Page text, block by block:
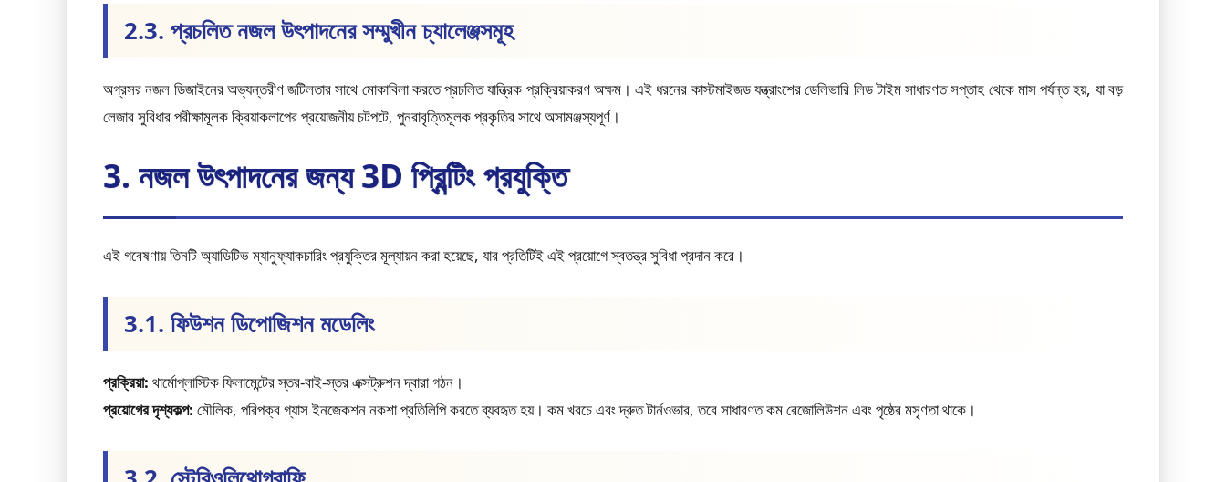
2.3. প্রচলিত নজল উৎপাদনের সম্মুখীন চ্যালেঞ্জসমূহ
অগ্রসর নজল ডিজাইনের অভ্যন্তরীণ জটিলতার সাথে মোকাবিলা করতে প্রচলিত যান্ত্রিক প্রক্রিয়াকরণ অক্ষম। এই ধরনের কাস্টমাইজড যন্ত্রাংশের ডেলিভারি লিড টাইম সাধারণত সপ্তাহ থেকে মাস পর্যন্ত হয়, যা বড়
লেজার সুবিধার পরীক্ষামূলক ক্রিয়াকলাপের প্রয়োজনীয় চটপটে, পুনরাবৃত্তিমূলক প্রকৃতির সাথে অসামঞ্জস্যপূর্ণ।
3. নজল উৎপাদনের জন্য 3D প্রিন্টিং প্রযুক্তি
এই গবেষণায় তিনটি অ্যাডিটিভ ম্যানুফ্যাকচারিং প্রযুক্তির মূল্যায়ন করা হয়েছে, যার প্রতিটিই এই প্রয়োগে স্বতন্ত্র সুবিধা প্রদান করে।
3.1. ফিউশন ডিপোজিশন মডেলিং
প্রক্রিয়া: থার্মোপ্লাস্টিক ফিলামেন্টের স্তর-বাই-স্তর এক্সট্রুশন দ্বারা গঠন।
প্রয়োগের দৃশ্যকল্প: মৌলিক, পরিপক্ব গ্যাস ইনজেকশন নকশা প্রতিলিপি করতে ব্যবহৃত হয়। কম খরচে এবং দ্রুত টার্নওভার, তবে সাধারণত কম রেজোলিউশন এবং পৃষ্ঠের মসৃণতা থাকে।